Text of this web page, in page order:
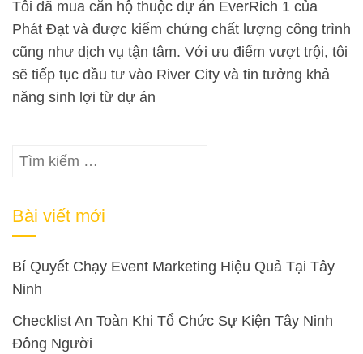
Tôi đã mua căn hộ thuộc dự án EverRich 1 của
Phát Đạt và được kiểm chứng chất lượng công trình
cũng như dịch vụ tận tâm. Với ưu điểm vượt trội, tôi
sẽ tiếp tục đầu tư vào River City và tin tưởng khả
năng sinh lợi từ dự án
Tìm
Bài viết mới
Bí Quyết Chạy Event Marketing Hiệu Quả Tại Tây
Ninh
Checklist An Toàn Khi Tổ Chức Sự Kiện Tây Ninh
Đông Người